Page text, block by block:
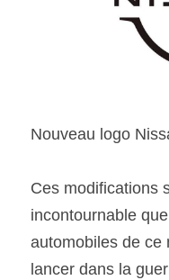
Nouveau logo
Ces modifications
incontournable
automobiles de ce
lancer dans la